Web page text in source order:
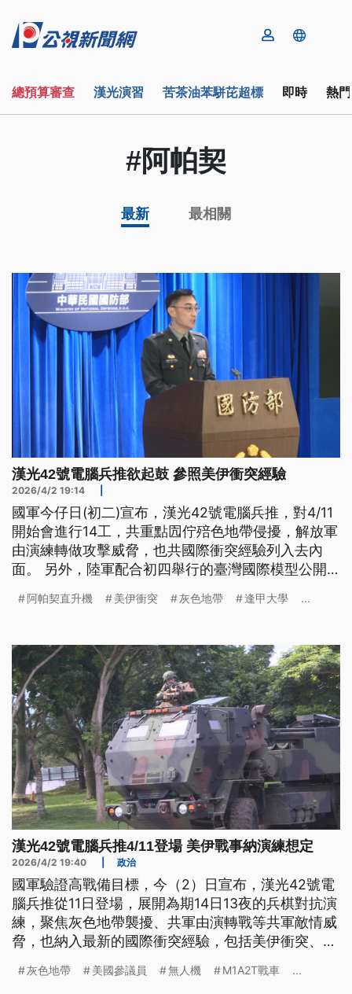
總預算審查 漢光演習 苦茶油苯駢芘超標 即時 熱
#阿帕契
最新 最相關
漢光42號電腦兵推欲起鼓 參照美伊衝突經驗
2026/4/2 19:14
國軍今仔日(初二)宣布，漢光42號電腦兵推，對4/11
開始會進行14工，共重點囥佇殕色地帶侵擾，解放軍
由演練轉做攻擊威脅，也共國際衝突經驗列入去內
面。 另外，陸軍配合初四舉行的臺灣國際模型公開
升機，演練歇落來佇逢甲大學的運動埕引起關注。
阿帕契直升機 美伊衝突 灰色地帶 逢甲大學 ...
漢光42號電腦兵推4/11登場 美伊戰事納演練想定
2026/4/2 19:40 政治
國軍驗證高戰備目標，今（2）日宣布，漢光42號電
腦兵推從11日登場，展開為期14日13夜的兵棋對抗演
練，聚焦灰色地帶襲擾、共軍由演轉戰等共軍敵情威
脅，也納入最新的國際衝突經驗，包括美伊衝突、美
灰色地帶 美國參議員 無人機 M1A2T戰車 ...